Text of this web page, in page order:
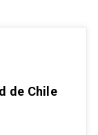
de Chile